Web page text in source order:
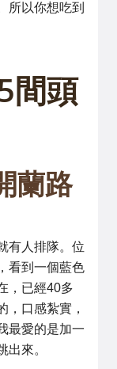
所以你想吃到
間頭
蘭路
有人排隊。位
看到一個藍色
，已經40多
，口感紮實，
最愛的是加一
出來。